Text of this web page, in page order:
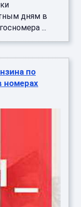
дням в
...
по
номерах